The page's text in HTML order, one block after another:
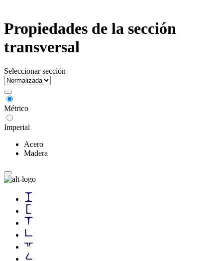
Propiedades de la sección
transversal
Seleccionar sección
Métrico
Imperial
Acero
Madera